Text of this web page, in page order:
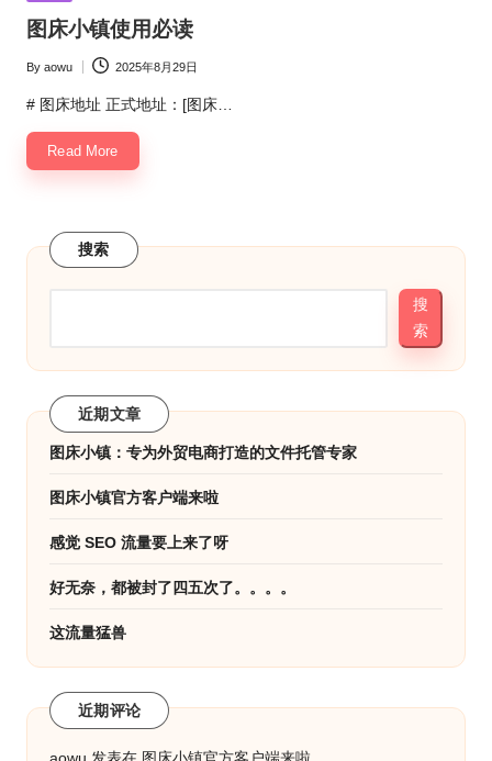
图床小镇使用必读
Posted
by
By aowu 2025年8月29日
# 图床地址 正式地址：[图床…
Read More
搜索
搜
索
近期文章
图床小镇：专为外贸电商打造的文件托管专家
图床小镇官方客户端来啦
感觉 SEO 流量要上来了呀
好无奈，都被封了四五次了。。。。
这流量猛兽
近期评论